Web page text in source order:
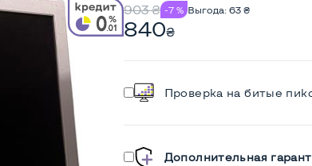
903₴ -7 % Выгода: 63₴
840₴
Проверка на битые
Дополнительная